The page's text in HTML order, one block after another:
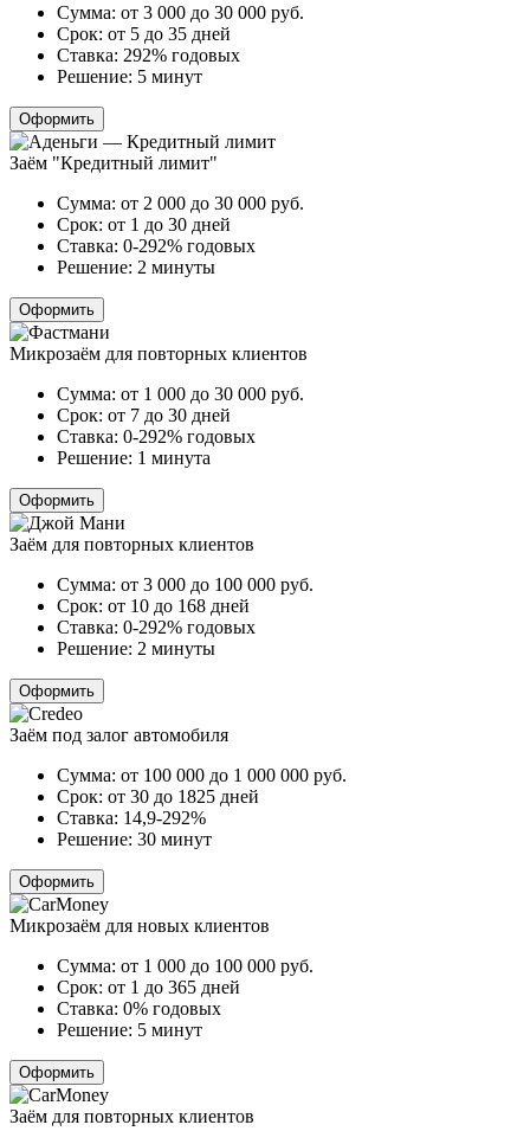
Сумма: от 3 000 до 30 000 руб.
Срок: от 5 до 35 дней
Ставка: 292% годовых
Решение: 5 минут
Оформить
Заём "Кредитный лимит"
Сумма: от 2 000 до 30 000 руб.
Срок: от 1 до 30 дней
Ставка: 0-292% годовых
Решение: 2 минуты
Оформить
Микрозаём для повторных клиентов
Сумма: от 1 000 до 30 000 руб.
Срок: от 7 до 30 дней
Ставка: 0-292% годовых
Решение: 1 минута
Оформить
Заём для повторных клиентов
Сумма: от 3 000 до 100 000 руб.
Срок: от 10 до 168 дней
Ставка: 0-292% годовых
Решение: 2 минуты
Оформить
Заём под залог автомобиля
Сумма: от 100 000 до 1 000 000 руб.
Срок: от 30 до 1825 дней
Ставка: 14,9-292%
Решение: 30 минут
Оформить
Микрозаём для новых клиентов
Сумма: от 1 000 до 100 000 руб.
Срок: от 1 до 365 дней
Ставка: 0% годовых
Решение: 5 минут
Оформить
Заём для повторных клиентов